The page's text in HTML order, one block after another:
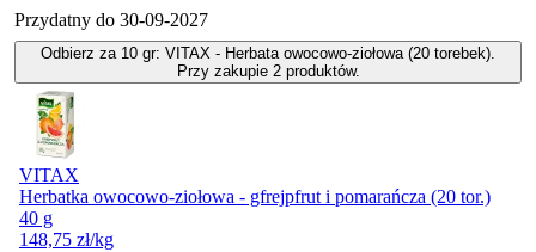
Przydatny do 30-09-2027
Odbierz za 10 gr: VITAX - Herbata owocowo-ziołowa (20 torebek).
Przy zakupie 2 produktów.
VITAX
Herbatka owocowo-ziołowa - gfrejpfrut i pomarańcza (20 tor.)
40 g
148,75 zł/kg